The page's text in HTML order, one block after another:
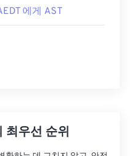
에게 AST
최우선 순위